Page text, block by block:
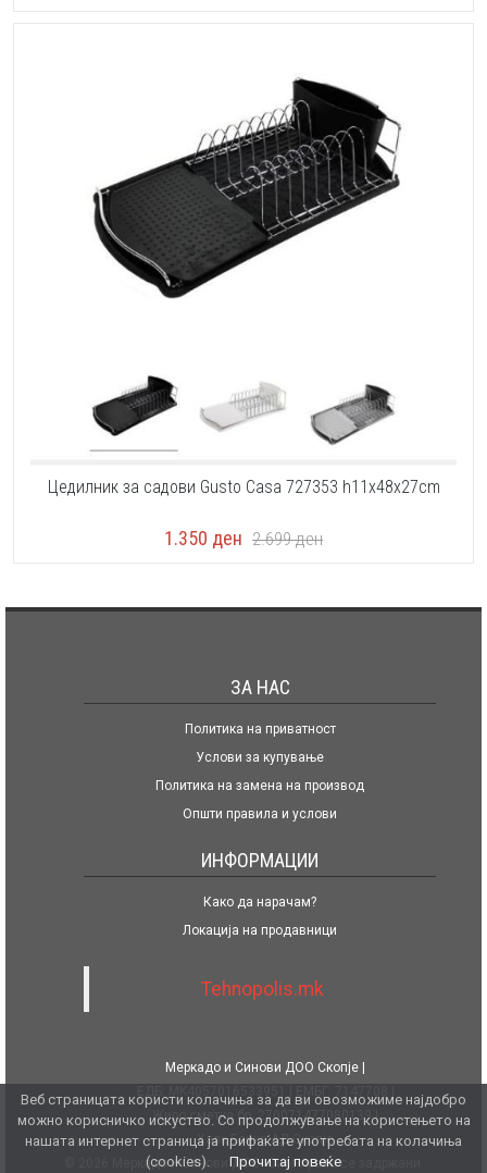
Цедилник за садови Gusto Casa 727353 h11x48x27cm
1.350 ден 2.699ден
ЗА НАС
Политика на приватност
Услови за купување
Политика на замена на производ
Општи правила и услови
ИНФОРМАЦИИ
Како да нарачам?
Локација на продавници
Tehnopolis.mk
Меркадо и Синови ДОО Скопје
Жиро сметка бр. 270071477080139
Халк Банка АД Скопје
© 2026 Меркадо и Синови ДОО. Сите права се задржани.
Веб страницата користи колачиња за да ви овозможиме најдобро
можно корисничко искуство. Со продолжување на користењето на
нашата интернет страница ја прифаќате употребата на колачиња
(cookies).
Прочитај повеќе